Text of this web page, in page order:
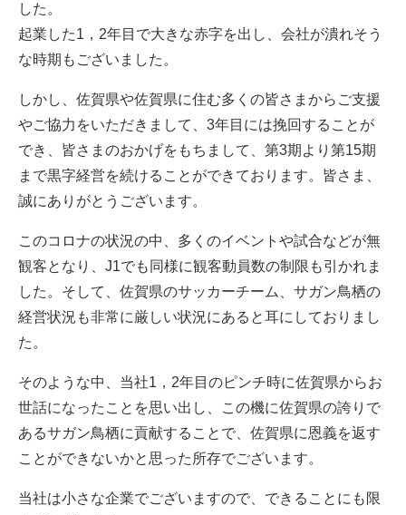
した。
起業した1，2年目で大きな赤字を出し、会社が潰れそう
な時期もございました。
しかし、佐賀県や佐賀県に住む多くの皆さまからご支援
やご協力をいただきまして、3年目には挽回することが
でき、皆さまのおかげをもちまして、第3期より第15期
まで黒字経営を続けることができております。皆さま、
誠にありがとうございます。
このコロナの状況の中、多くのイベントや試合などが無
観客となり、J1でも同様に観客動員数の制限も引かれま
した。そして、佐賀県のサッカーチーム、サガン鳥栖の
経営状況も非常に厳しい状況にあると耳にしておりまし
た。
そのような中、当社1，2年目のピンチ時に佐賀県からお
世話になったことを思い出し、この機に佐賀県の誇りで
あるサガン鳥栖に貢献することで、佐賀県に恩義を返す
ことができないかと思った所存でございます。
当社は小さな企業でございますので、できることにも限